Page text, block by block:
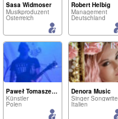
Sasa Widmoser
Musikproduzent
Österreich
Robert Helbig
Management
Deutschland
Paweł Tomaszewski
Künstler
Polen
Denora Music
Singer
Italien